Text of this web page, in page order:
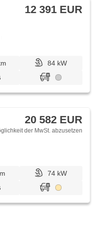
Sitze, höheneinstellbare
LED,
USB, Autoradio,
beheizte
skla, přední pohon,
Garantie, LPG im
12 391 EUR
84 kW
20 582 EUR
der MwSt. abzusetzen
74 kW